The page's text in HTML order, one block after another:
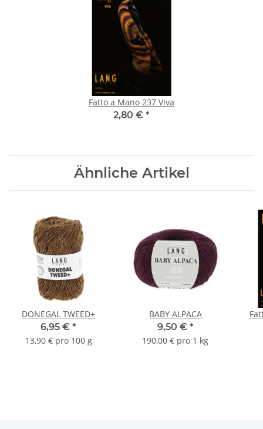
Fatto a Mano 237 Viva
2,80 € *
Ähnliche Artikel
DONEGAL TWEED+
6,95 € *
13,90 € pro 100 g
BABY ALPACA
9,50 € *
190,00 € pro 1 kg